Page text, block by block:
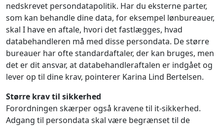
nedskrevet persondatapolitik. Har du eksterne parter,
som kan behandle dine data, for eksempel lønbureauer,
skal I have en aftale, hvori det fastlægges, hvad
databehandleren må med disse persondata. De større
bureauer har ofte standardaftaler, der kan bruges, men
det er dit ansvar, at databehandleraftalen er indgået og
lever op til dine krav, pointerer Karina Lind Bertelsen.
Større krav til sikkerhed
Forordningen skærper også kravene til it-sikkerhed.
Adgang til persondata skal være begrænset til de